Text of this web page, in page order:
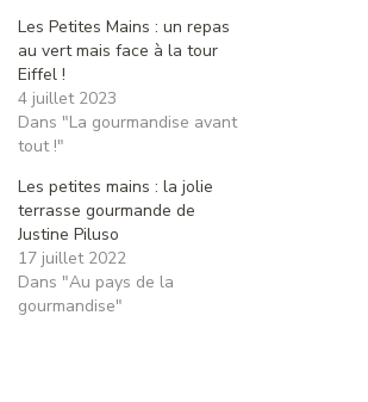
Les Petites Mains : un repas
au vert mais face à la tour
Eiffel !
4 juillet 2023
Dans "La gourmandise avant
tout !"
Les petites mains : la jolie
terrasse gourmande de
Justine Piluso
17 juillet 2022
Dans "Au pays de la
gourmandise"